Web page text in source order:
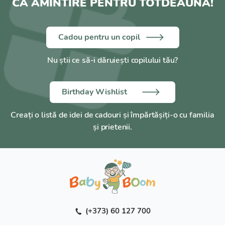
Cadou pentru un copil
Nu știi ce să-i dăruiești copilului tău?
Birthday Wishlist
Creați o listă de idei de cadouri și împărtășiți-o cu familia
și prietenii.
(+373) 60 127 700